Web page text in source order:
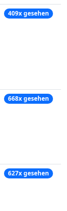
409x gesehen
668x gesehen
627x gesehen